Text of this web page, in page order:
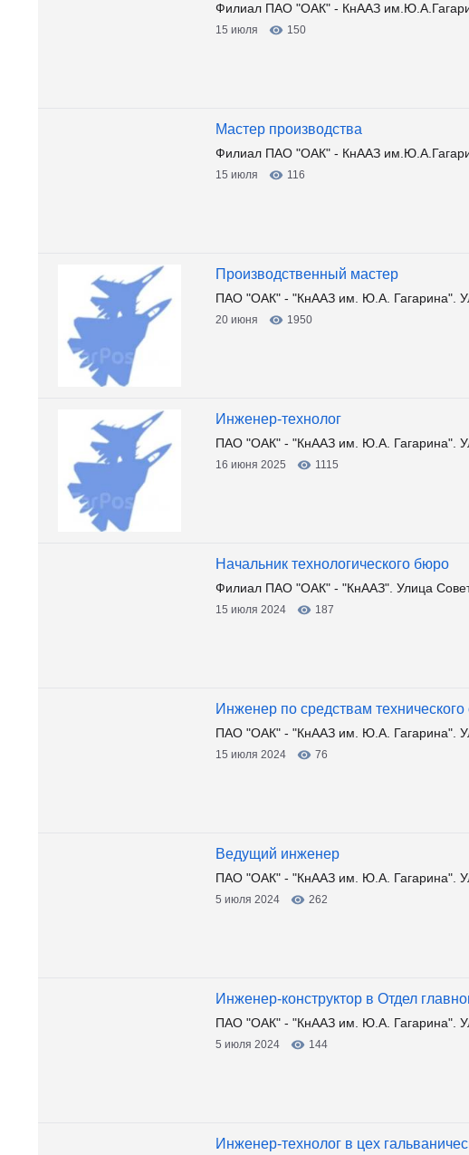
Филиал ПАО "ОАК" - КнААЗ
15 июля 150
Мастер производства
Филиал ПАО "ОАК" - КнААЗ
15 июля 116
Производственный мастер
ПАО "ОАК" - "КнААЗ им. Ю.А. Гагарина".
20 июня 1950
Инженер-технолог
ПАО "ОАК" - "КнААЗ им. Ю.А. Гагарина".
16 июня 2025 1115
Начальник технологического бюро
Филиал ПАО "ОАК" - "КнААЗ". Улица
15 июля 2024 187
Инженер по средствам
ПАО "ОАК" - "КнААЗ им. Ю.А. Гагарина".
15 июля 2024 76
Ведущий инженер
ПАО "ОАК" - "КнААЗ им. Ю.А. Гагарина".
5 июля 2024 262
Инженер-конструктор в Отдел
ПАО "ОАК" - "КнААЗ им. Ю.А. Гагарина".
5 июля 2024 144
Инженер-технолог в цех